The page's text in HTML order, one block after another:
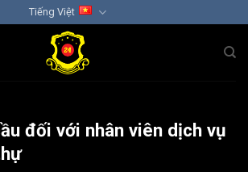
Tiếng Việt
đối với nhân viên dịch vụ